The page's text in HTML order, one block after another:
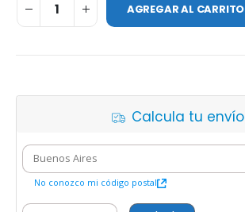
AGREGAR AL CARRITO
Calcula tu envío
No conozco mi código postal